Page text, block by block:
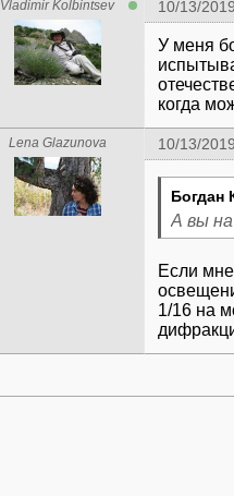
Vladimir Kolbintsev 10/13/
У меня
когда
Lena Glazunova 10/13/
Богдан
А вы
Если
1/16 на